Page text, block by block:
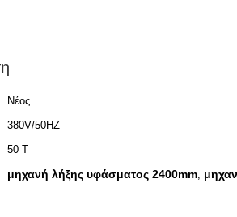
Νέος
380V/50HZ
50 Τ
μηχανή λήξης υφάσματος 2400mm,